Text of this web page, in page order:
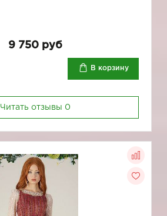
9 750 руб
В корзину
Читать отзывы 0